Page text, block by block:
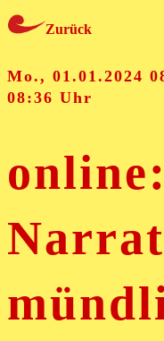
Zurück
Mo., 01.01.2024
08:36 Uhr
online: